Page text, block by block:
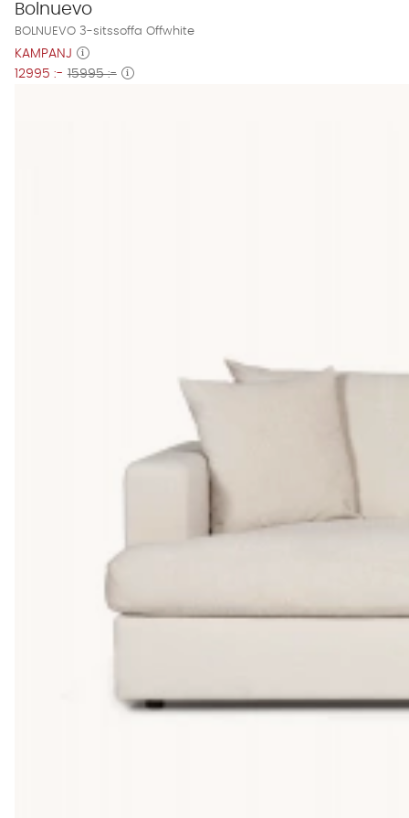
Bolnuevo
BOLNUEVO 3-sitssoffa Offwhite
KAMPANJ
12995 :- 15995 :-